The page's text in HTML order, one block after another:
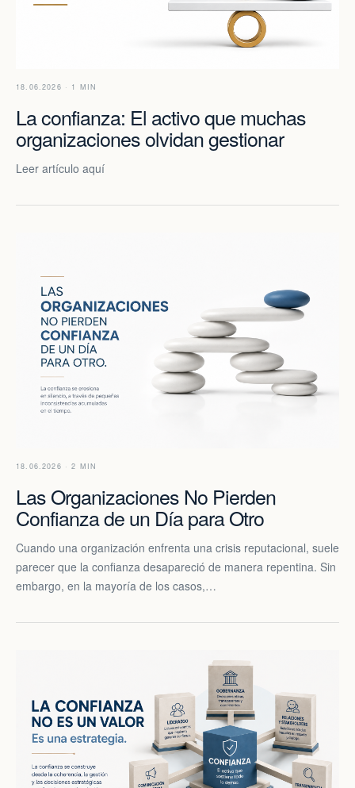
18.06.2026 · 1 MIN
La confianza: El activo que muchas
organizaciones olvidan gestionar
Leer artículo aquí
18.06.2026 · 2 MIN
Las Organizaciones No Pierden
Confianza de un Día para Otro
Cuando una organización enfrenta una crisis reputacional, suele
parecer que la confianza desapareció de manera repentina. Sin
embargo, en la mayoría de los casos,…